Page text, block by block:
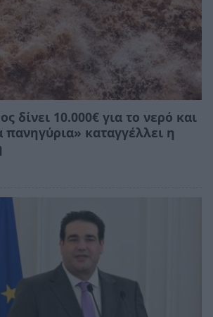
δίνει 10.000€ για το νερό και
πανηγύρια» καταγγέλλει η